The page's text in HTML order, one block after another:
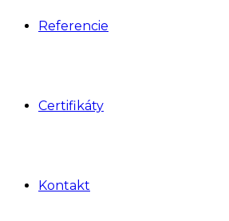
Referencie
Certifikáty
Kontakt